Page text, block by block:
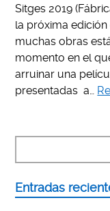
Sitges 2019
la próxima
muchas obras
momento en el
arruinar una
presentadas a…
Entradas